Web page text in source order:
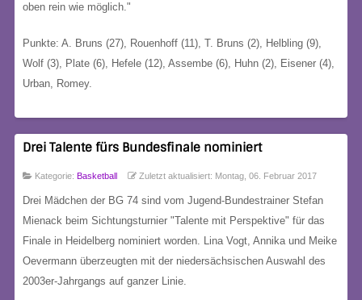
oben rein wie möglich."
Punkte: A. Bruns (27), Rouenhoff (11), T. Bruns (2), Helbling (9),
Wolf (3), Plate (6), Hefele (12), Assembe (6), Huhn (2), Eisener (4),
Urban, Romey.
Drei Talente fürs Bundesfinale nominiert
Kategorie: Basketball Zuletzt aktualisiert: Montag, 06. Februar 2017
Drei Mädchen der BG 74 sind vom Jugend-Bundestrainer Stefan
Mienack beim Sichtungsturnier "Talente mit Perspektive" für das
Finale in Heidelberg nominiert worden. Lina Vogt, Annika und Meike
Oevermann überzeugten mit der niedersächsischen Auswahl des
2003er-Jahrgangs auf ganzer Linie.